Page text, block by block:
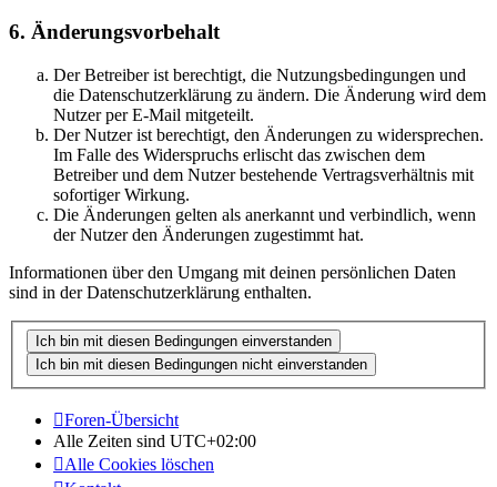
6. Änderungsvorbehalt
Der Betreiber ist berechtigt, die Nutzungsbedingungen und
die Datenschutzerklärung zu ändern. Die Änderung wird dem
Nutzer per E-Mail mitgeteilt.
Der Nutzer ist berechtigt, den Änderungen zu widersprechen.
Im Falle des Widerspruchs erlischt das zwischen dem
Betreiber und dem Nutzer bestehende Vertragsverhältnis mit
sofortiger Wirkung.
Die Änderungen gelten als anerkannt und verbindlich, wenn
der Nutzer den Änderungen zugestimmt hat.
Informationen über den Umgang mit deinen persönlichen Daten
sind in der Datenschutzerklärung enthalten.
Foren-Übersicht
Alle Zeiten sind UTC+02:00
Alle Cookies löschen